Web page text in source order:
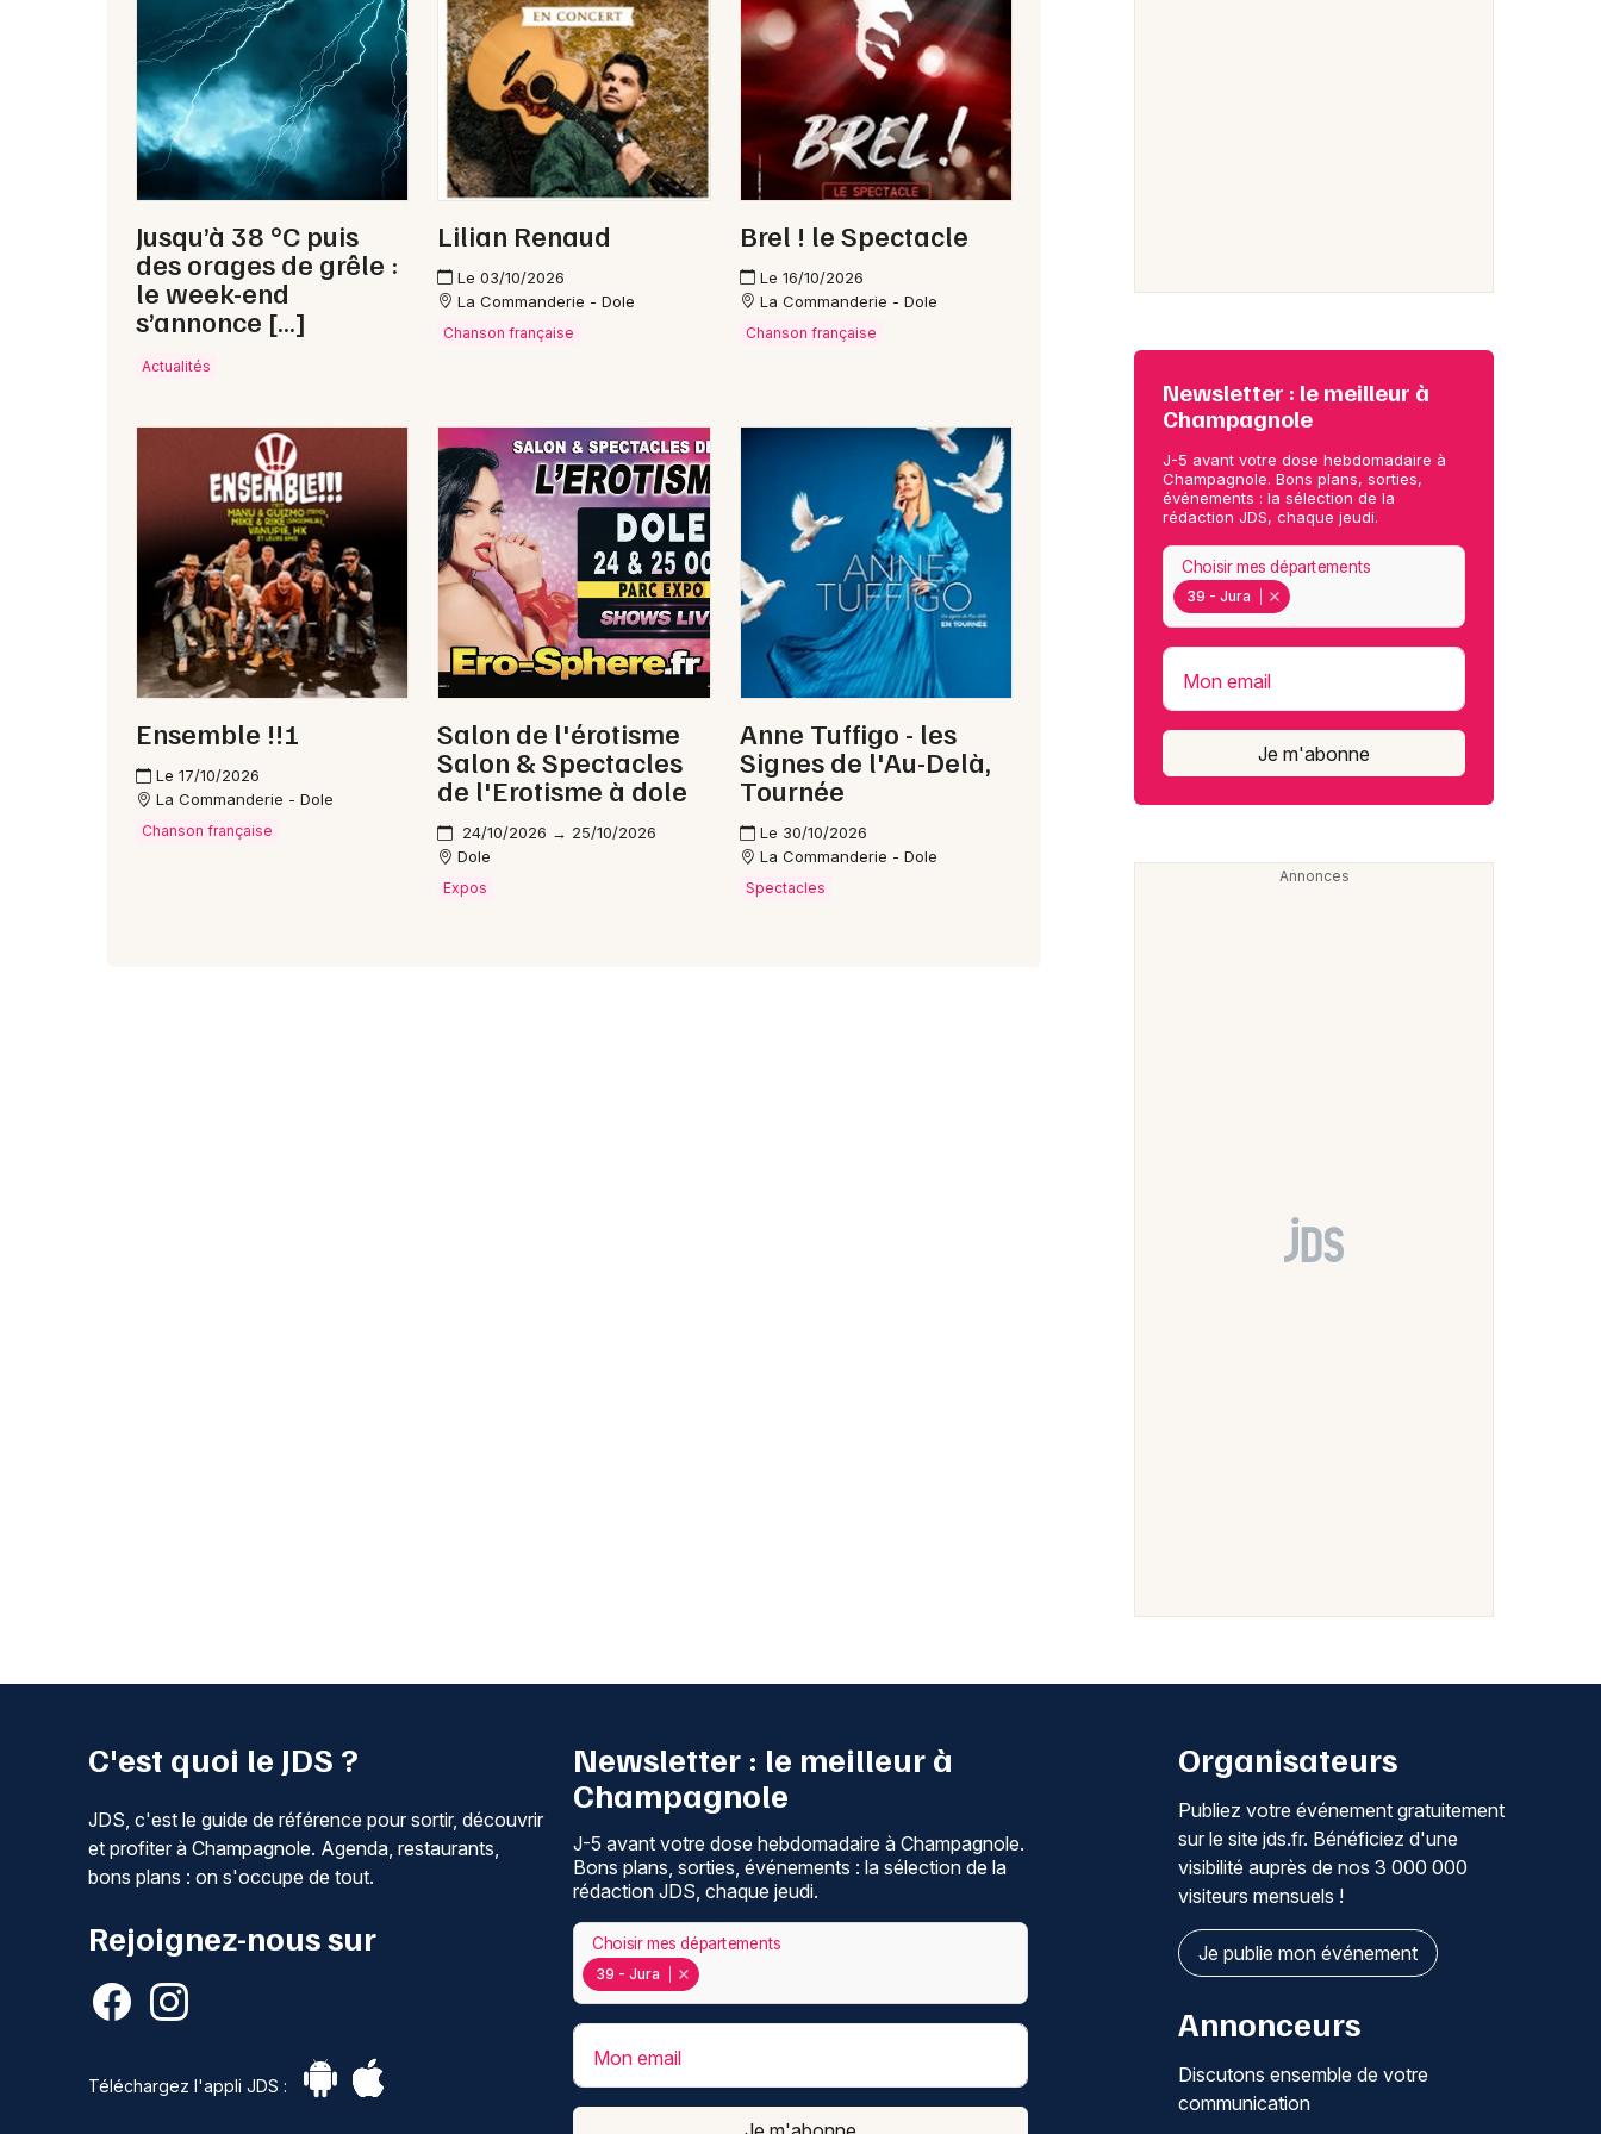
Newsletter des sorties
Artistes en tournée
Actus à Champagnole
Magazine à Champagnole
39 - Jura
Choisir mes départements
Je m'abonne
Jusqu’à 38 °C puis
des orages de grêle :
le week-end
s’annonce […]
Actualités
Lilian Renaud
Le 03/10/2026
La Commanderie - Dole
Chanson française
Brel ! le Spectacle
Le 16/10/2026
La Commanderie - Dole
Chanson française
Ensemble !!!
Le 17/10/2026
La Commanderie - Dole
Chanson française
Salon de l'érotisme
Salon & Spectacles
de l'Erotisme à dole
24/10/2026 → 25/10/2026
Dole
Expos
Anne Tuffigo - les
Signes de l'Au-Delà,
Tournée
Le 30/10/2026
La Commanderie - Dole
Spectacles
Newsletter : le meilleur à
Champagnole
J-5 avant votre dose hebdomadaire à
Champagnole. Bons plans, sorties,
événements : la sélection de la
rédaction JDS, chaque jeudi.
39 - Jura
Choisir mes départements
Mon email
Je m'abonne
C'est quoi le JDS ?
JDS, c'est le guide de référence pour sortir, découvrir
et profiter à Champagnole. Agenda, restaurants,
bons plans : on s'occupe de tout.
Rejoignez-nous sur
Téléchargez l'appli JDS :
Newsletter : le meilleur à
Champagnole
J-5 avant votre dose hebdomadaire à Champagnole.
Bons plans, sorties, événements : la sélection de la
rédaction JDS, chaque jeudi.
39 - Jura
Choisir mes départements
Mon email
Organisateurs
Publiez votre événement gratuitement
sur le site jds.fr. Bénéficiez d'une
visibilité auprès de nos 3 000 000
visiteurs mensuels !
Je publie mon événement
Annonceurs
Discutons ensemble de votre
communication